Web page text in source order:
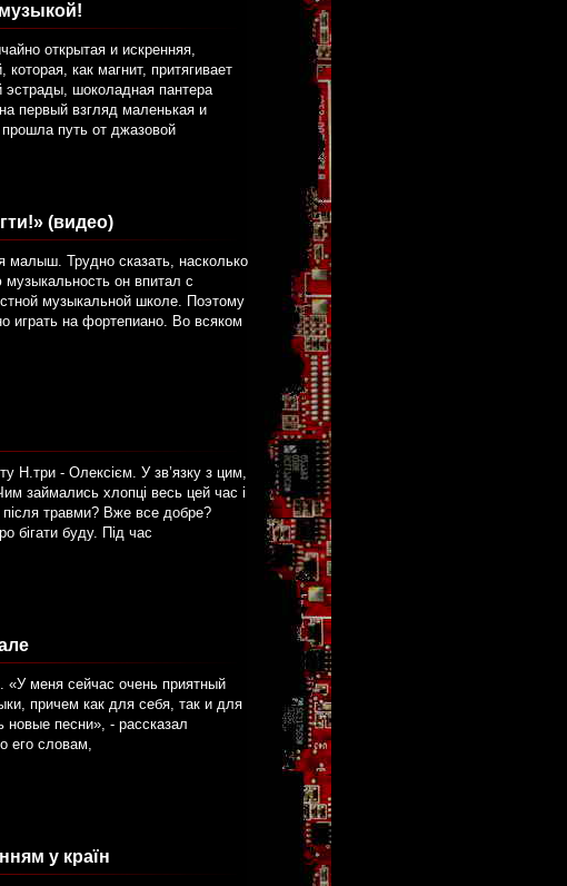
открытая и искренняя,
как магнит, притягивает
эстрады, шоколадная пантера
первый взгляд маленькая и
путь от джазовой
(видео)
малыш. Трудно сказать, насколько
он впитал с
музыкальной школе. Поэтому
играть на фортепиано. Во всяком
Н.три - Олексієм. У зв’язку з цим,
займались хлопці весь цей час і
після травми? Вже все добре?
бігати буду. Під час
«У меня сейчас очень приятный
причем как для себя, так и для
песни», - рассказал
его словам,
у країн